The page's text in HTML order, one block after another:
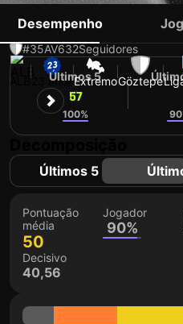
ARDA
#35AV632Seguidores
23 anosExtremoGöztepe
Desempenho
Últimos 5
57
100%
Últimos 5
Pontuação
média
50
Jogador
90%
Decisivo
40,56